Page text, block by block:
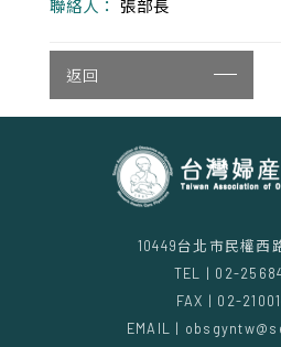
聯絡人：
張部長
返回
10449台北市民權西
TEL | 02-
FAX | 02-
EMAIL |